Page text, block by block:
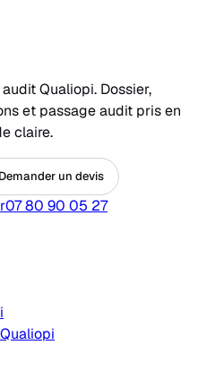
Qualiopi. Dossier,
et passage audit pris en
claire.
Demander un devis
07 80 90 05 27